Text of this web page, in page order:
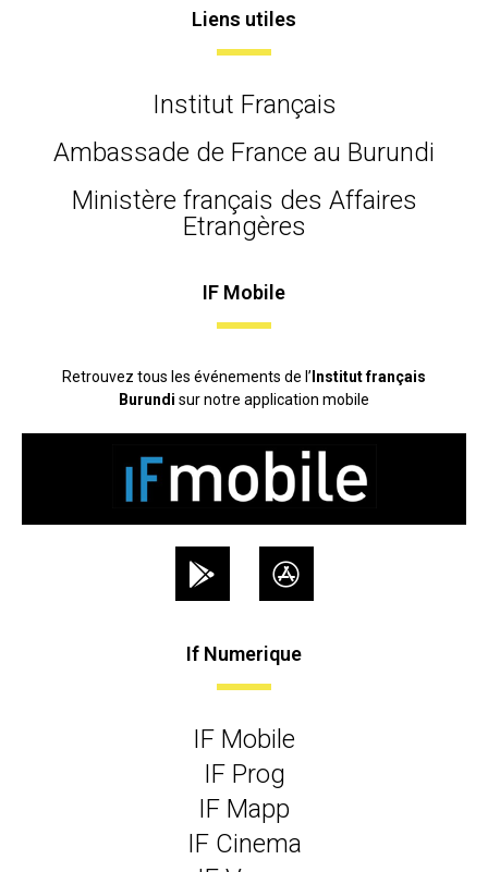
Liens utiles
Institut Français
Ambassade de France au Burundi
Ministère français des Affaires
Etrangères
IF Mobile
Retrouvez tous les événements de l’ Institut français
Burundi sur notre application mobile
If Numerique
IF Mobile
IF Prog
IF Mapp
IF Cinema